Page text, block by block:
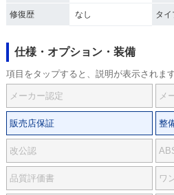
修復歴 なし タイ
仕様・オプション・装備
項目をタップすると、説明が表示されま
メーカー認定 メ
販売店保証 整
改公認
品質評価書 ワ